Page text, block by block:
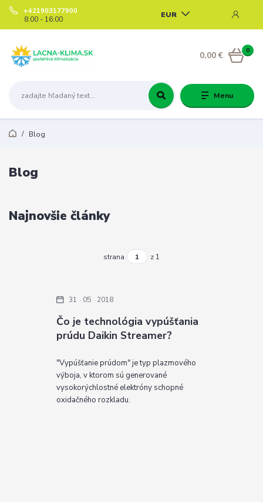
Menu
EUR
+421903177900
8:00 - 16:00
0
0,00 €
Blog
Blog
Najnovšie články
strana z 1
Čo je technológia vypúšťania
prúdu Daikin Streamer?
31 05 2018
"Vypúšťanie prúdom" je typ plazmového
výboja, v ktorom sú generované
vysokorýchlostné elektróny schopné
oxidačného rozkladu.